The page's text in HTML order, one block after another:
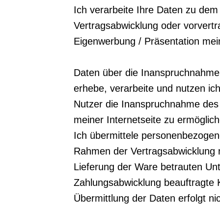
Ich verarbeite Ihre Daten zu
Vertragsabwicklung oder
Eigenwerbung / Präsentation
Daten über die
erhebe, verarbeite und nutzen
Nutzer die Inanspruchnahme
meiner Internetseite zu
Ich übermittele
Rahmen der
Lieferung der Ware betrauten
Zahlungsabwicklung beauftragte
Übermittlung der Daten erfolgt